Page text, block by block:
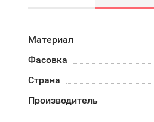
Материал
Фасовка
Страна
Производитель